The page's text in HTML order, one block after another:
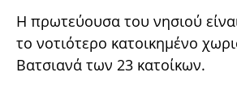
Η πρωτεύουσα του νησιού
το νοτιότερο κατοικημένο
Βατσιανά των 23 κατοίκων.